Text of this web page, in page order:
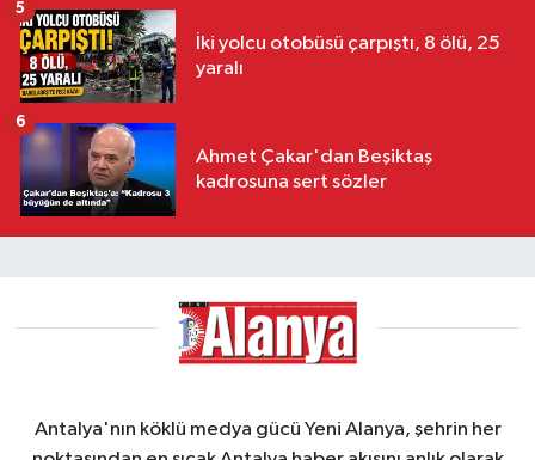
İki yolcu otobüsü çarpıştı, 8 ölü, 25
yaralı
5
Ahmet Çakar'dan Beşiktaş
kadrosuna sert sözler
6
Antalya'nın köklü medya gücü Yeni Alanya, şehrin her